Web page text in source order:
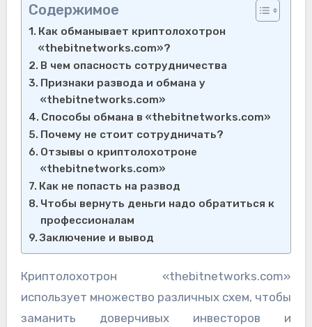
Содержимое
Как обманывает криптолохотрон
«thebitnetworks.com»?
В чем опасность сотрудничества
Признаки развода и обмана у
«thebitnetworks.com»
Способы обмана в «thebitnetworks.com»
Почему не стоит сотрудничать?
Отзывы о криптолохотроне
«thebitnetworks.com»
Как не попасть на развод
Чтобы вернуть деньги надо обратиться к
профессионалам
Заключение и вывод
Криптолохотрон «thebitnetworks.com»
использует множество различных схем, чтобы
заманить доверчивых инвесторов и